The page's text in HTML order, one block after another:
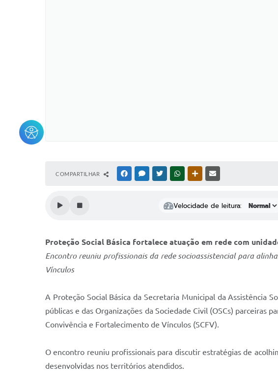
COMPARTILHAR FACEBOOKMESSENGER
TWITTERWHATSAPPOUTRAS MÍDIAS
Velocidade de leitura:
Proteção Social Básica fortalece atuação em rede com
Encontro reuniu profissionais da rede socioassistencial para
Vínculos
A Proteção Social Básica da Secretaria Municipal da Assistência
públicas e das Organizações da Sociedade Civil (OSCs) parceiras
Convivência e Fortalecimento de Vínculos (SCFV).
O encontro reuniu profissionais para discutir estratégias de
desenvolvidas nos territórios atendidos.